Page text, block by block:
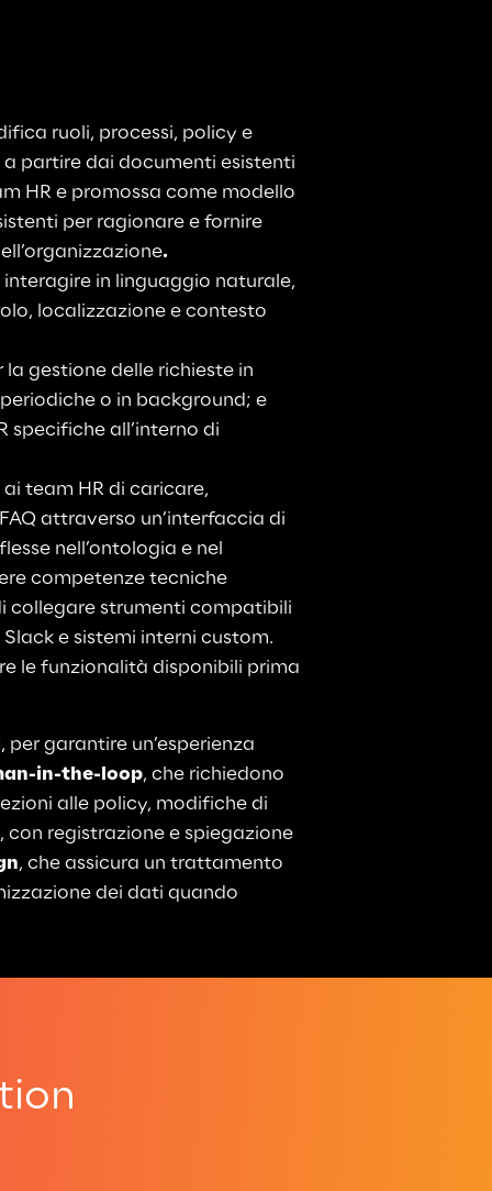
ruoli, processi, policy e
partire dai documenti esistenti
HR e promossa come modello
per ragionare e fornire
.
in linguaggio naturale,
localizzazione e contesto
gestione delle richieste in
o in background; e
specifiche all’interno di
team HR di caricare,
attraverso un’interfaccia di
nell’ontologia e nel
competenze tecniche
collegare strumenti compatibili
e sistemi interni custom.
le funzionalità disponibili prima
, per garantire un’esperienza
in-the-loop, che richiedono
alle policy, modifiche di
, con registrazione e spiegazione
, che assicura un trattamento
dei dati quando